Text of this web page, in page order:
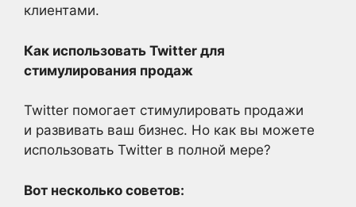
клиентами.
Как использовать Twitter для
стимулирования продаж
Twitter помогает стимулировать продажи
и развивать ваш бизнес. Но как вы можете
использовать Twitter в полной мере?
Вот несколько советов: